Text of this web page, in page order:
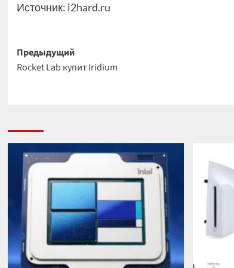
Источник: i2hard.ru
Навигация
записи
Предыдущий
Rocket Lab купит Iridium